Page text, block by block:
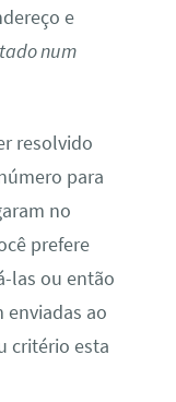
e
num
resolvido
para
no
prefere
las ou então
enviadas ao
critério esta